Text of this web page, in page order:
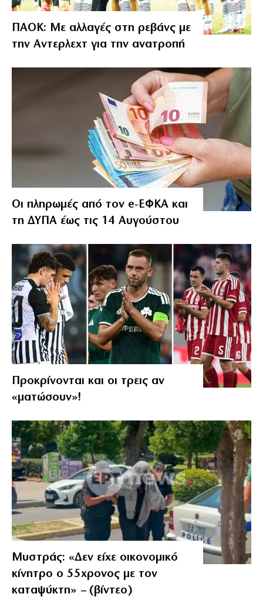
ΠΑΟΚ: Με αλλαγές στη ρεβάνς με
την Αντερλεχτ για την ανατροπή
Οι πληρωμές από τον e-ΕΦΚΑ και
τη ΔΥΠΑ έως τις 14 Αυγούστου
Προκρίνονται και οι τρεις αν
«ματώσουν»!
Μυστράς: «Δεν είχε οικονομικό
κίνητρο ο 55χρονος με τον
καταψύκτη» – (βίντεο)